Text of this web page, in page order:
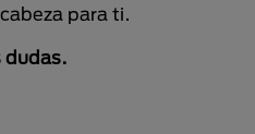
para ti.
dudas.